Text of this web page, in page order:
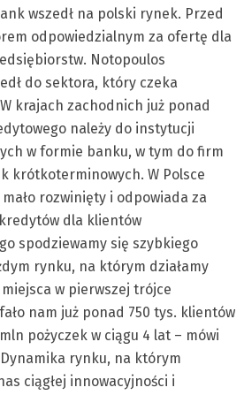
wszedł na polski rynek. Przed
odpowiedzialnym za ofertę dla
Notopoulos
do sektora, który czeka
krajach zachodnich już ponad
należy do instytucji
w formie banku, w tym do firm
krótkoterminowych. W Polsce
rozwinięty i odpowiada za
dla klientów
spodziewamy się szybkiego
rynku, na którym działamy
w pierwszej trójce
nam już ponad 750 tys. klientów
pożyczek w ciągu 4 lat – mówi
rynku, na którym
ciągłej innowacyjności i